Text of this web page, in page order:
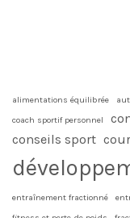
alimentations équilibrée
coach sportif personnel
conseils sport
entraînement fractionné